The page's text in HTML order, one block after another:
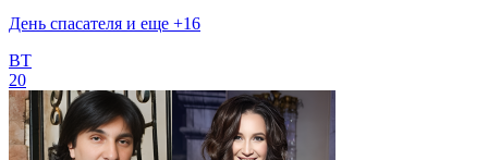
День спасателя и еще +16
ВТ
20